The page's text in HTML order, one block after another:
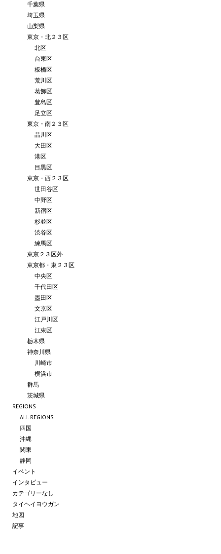
千葉県
埼玉県
山梨県
東京・北２３区
北区
台東区
板橋区
荒川区
葛飾区
豊島区
足立区
東京・南２３区
品川区
大田区
港区
目黒区
東京・西２３区
世田谷区
中野区
新宿区
杉並区
渋谷区
練馬区
東京２３区外
東京都・東２３区
中央区
千代田区
墨田区
文京区
江戸川区
江東区
栃木県
神奈川県
川崎市
横浜市
群馬
茨城県
REGIONS
ALL REGIONS
四国
沖縄
関東
静岡
イベント
インタビュー
カテゴリーなし
タイヘイヨウガン
地図
記事